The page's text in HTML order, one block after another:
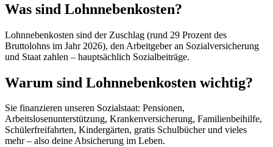
Was sind Lohnnebenkosten?
Lohnnebenkosten sind der Zuschlag (rund 29 Prozent des
Bruttolohns im Jahr 2026), den Arbeitgeber an Sozialversicherung
und Staat zahlen – hauptsächlich Sozialbeiträge.
Warum sind Lohnnebenkosten wichtig?
Sie finanzieren unseren Sozialstaat: Pensionen,
Arbeitslosenunterstützung, Krankenversicherung, Familienbeihilfe,
Schülerfreifahrten, Kindergärten, gratis Schulbücher und vieles
mehr – also deine Absicherung im Leben.